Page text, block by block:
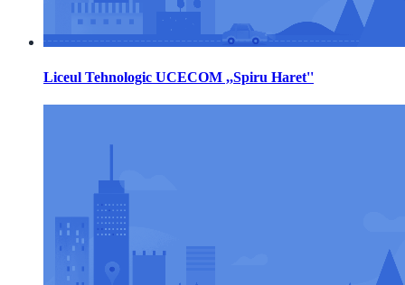
Liceul Tehnologic UCECOM ,,Spiru Haret''